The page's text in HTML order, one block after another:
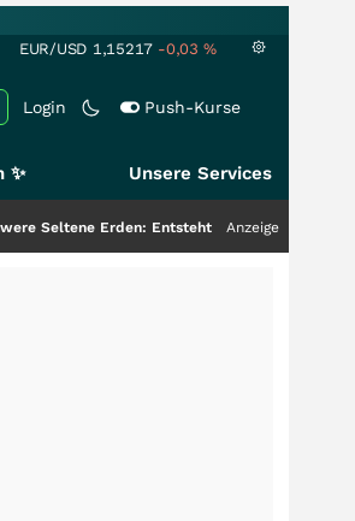
EUR/USD 1,15217 -0,03 %
Login Push-Kurse
✨ Unsere Services
Seltene Erden: Entsteht hier die nächste
Anzeige